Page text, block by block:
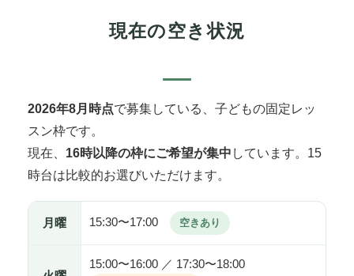
現在の空き状況
2026年8月時点で募集している、子どもの固定レッ
スン枠です。
現在、 16時以降の枠にご希望が集中 しています。15
時台は比較的お選びいただけます。
月曜 15:30〜17:00 空きあり
15:00〜16:00 ／ 17:30〜18:00